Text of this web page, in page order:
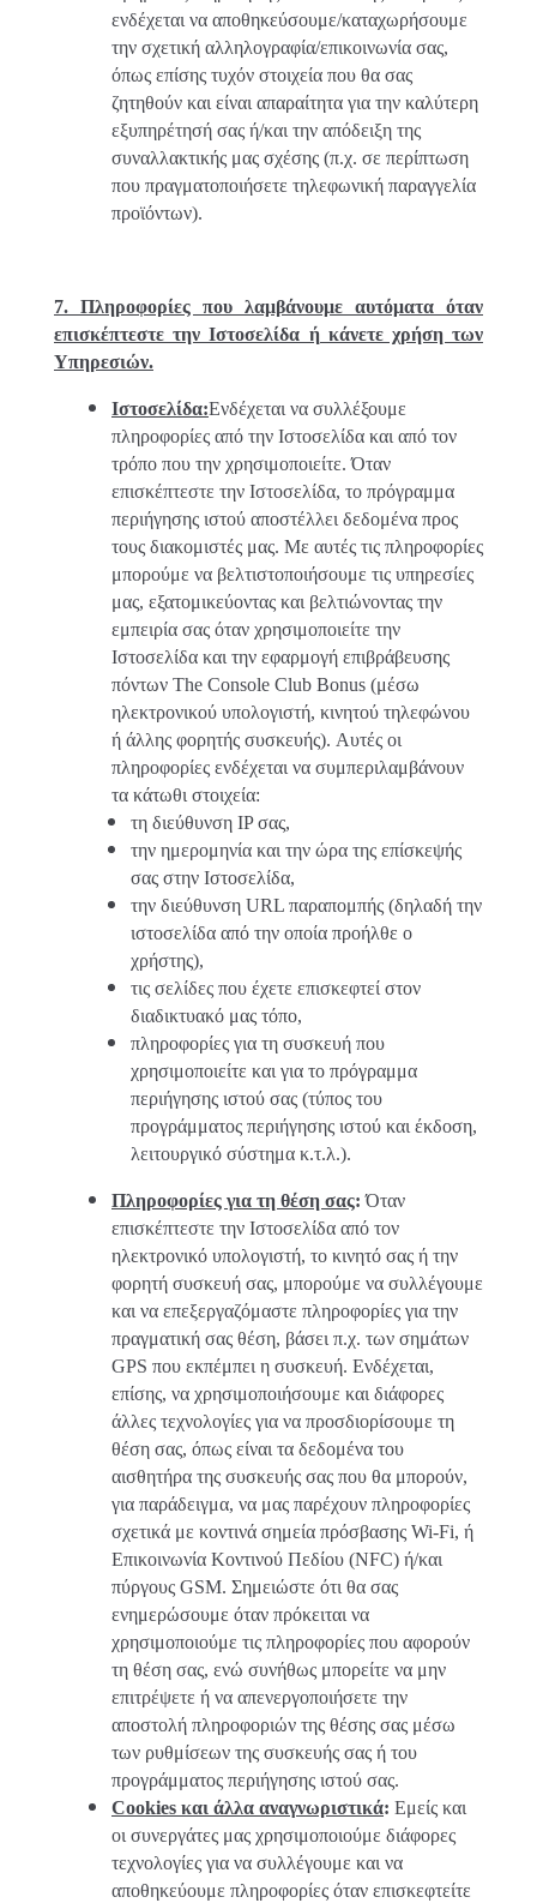
ενδέχεται να αποθηκεύσουμε/καταχωρήσουμε
την σχετική αλληλογραφία/επικοινωνία σας,
όπως επίσης τυχόν στοιχεία που θα σας
ζητηθούν και είναι απαραίτητα για την καλύτερη
εξυπηρέτησή σας ή/και την απόδειξη της
συναλλακτικής μας σχέσης (π.χ. σε περίπτωση
που πραγματοποιήσετε τηλεφωνική παραγγελία
προϊόντων).
7. Πληροφορίες που λαμβάνουμε αυτόματα όταν
επισκέπτεστε την Ιστοσελίδα ή κάνετε χρήση των
Υπηρεσιών.
Ιστοσελίδα:Ενδέχεται να συλλέξουμε
πληροφορίες από την Ιστοσελίδα και από τον
τρόπο που την χρησιμοποιείτε. Όταν
επισκέπτεστε την Ιστοσελίδα, το πρόγραμμα
περιήγησης ιστού αποστέλλει δεδομένα προς
τους διακομιστές μας. Με αυτές τις πληροφορίες
μπορούμε να βελτιστοποιήσουμε τις υπηρεσίες
μας, εξατομικεύοντας και βελτιώνοντας την
εμπειρία σας όταν χρησιμοποιείτε την
Ιστοσελίδα και την εφαρμογή επιβράβευσης
πόντων The Console Club Bonus (μέσω
ηλεκτρονικού υπολογιστή, κινητού τηλεφώνου
ή άλλης φορητής συσκευής). Αυτές οι
πληροφορίες ενδέχεται να συμπεριλαμβάνουν
τα κάτωθι στοιχεία:
τη διεύθυνση IP σας,
την ημερομηνία και την ώρα της επίσκεψής
σας στην Ιστοσελίδα,
την διεύθυνση URL παραπομπής (δηλαδή την
ιστοσελίδα από την οποία προήλθε ο
χρήστης),
τις σελίδες που έχετε επισκεφτεί στον
διαδικτυακό μας τόπο,
πληροφορίες για τη συσκευή που
χρησιμοποιείτε και για το πρόγραμμα
περιήγησης ιστού σας (τύπος του
προγράμματος περιήγησης ιστού και έκδοση,
λειτουργικό σύστημα κ.τ.λ.).
Πληροφορίες για τη θέση σας: Όταν
επισκέπτεστε την Ιστοσελίδα από τον
ηλεκτρονικό υπολογιστή, το κινητό σας ή την
φορητή συσκευή σας, μπορούμε να συλλέγουμε
και να επεξεργαζόμαστε πληροφορίες για την
πραγματική σας θέση, βάσει π.χ. των σημάτων
GPS που εκπέμπει η συσκευή. Ενδέχεται,
επίσης, να χρησιμοποιήσουμε και διάφορες
άλλες τεχνολογίες για να προσδιορίσουμε τη
θέση σας, όπως είναι τα δεδομένα του
αισθητήρα της συσκευής σας που θα μπορούν,
για παράδειγμα, να μας παρέχουν πληροφορίες
σχετικά με κοντινά σημεία πρόσβασης Wi-Fi, ή
Επικοινωνία Κοντινού Πεδίου (NFC) ή/και
πύργους GSM. Σημειώστε ότι θα σας
ενημερώσουμε όταν πρόκειται να
χρησιμοποιούμε τις πληροφορίες που αφορούν
τη θέση σας, ενώ συνήθως μπορείτε να μην
επιτρέψετε ή να απενεργοποιήσετε την
αποστολή πληροφοριών της θέσης σας μέσω
των ρυθμίσεων της συσκευής σας ή του
προγράμματος περιήγησης ιστού σας.
Cookies και άλλα αναγνωριστικά: Εμείς και
οι συνεργάτες μας χρησιμοποιούμε διάφορες
τεχνολογίες για να συλλέγουμε και να
αποθηκεύουμε πληροφορίες όταν επισκεφτείτε